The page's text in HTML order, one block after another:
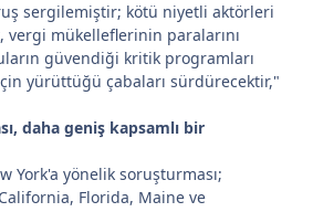
sergilemiştir; kötü niyetli aktörleri
mükelleflerinin paralarını
güvendiği kritik programları
yürüttüğü çabaları sürdürecektir,"
daha geniş kapsamlı bir
York'a yönelik soruşturması;
Florida, Maine ve